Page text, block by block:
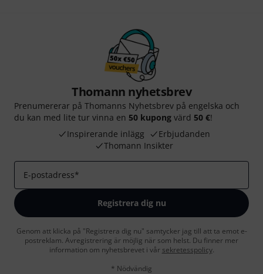
Thomann nyhetsbrev
Prenumererar på Thomanns Nyhetsbrev på engelska och
du kan med lite tur vinna en 50 kupong värd 50 €!
Inspirerande inlägg
Erbjudanden
Thomann Insikter
E-postadress*
Registrera dig nu
Genom att klicka på "Registrera dig nu" samtycker jag till att ta emot e-
postreklam. Avregistrering är möjlig när som helst. Du finner mer
information om nyhetsbrevet i vår sekretesspolicy.
* Nödvändig